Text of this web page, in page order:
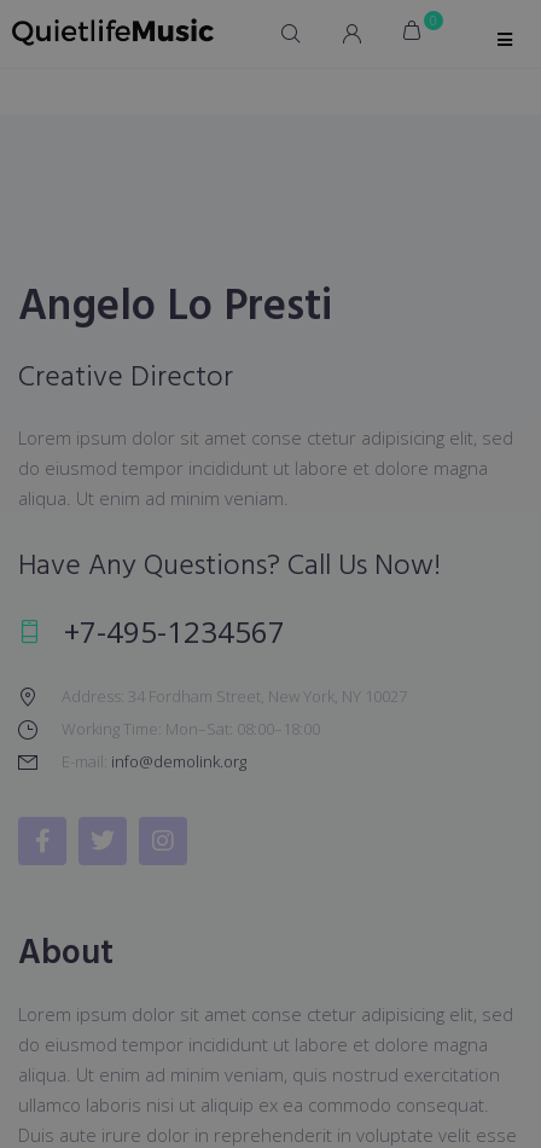
0
Angelo Lo Presti
Creative Director
Lorem ipsum dolor sit amet conse ctetur adipisicing elit, sed
do eiusmod tempor incididunt ut labore et dolore magna
aliqua. Ut enim ad minim veniam.
Have Any Questions? Call Us Now!
+7-495-1234567
Address: 34 Fordham Street, New York, NY 10027
Working Time: Mon–Sat: 08:00–18:00
E-mail: info@demolink.org
About
Lorem ipsum dolor sit amet conse ctetur adipisicing elit, sed
do eiusmod tempor incididunt ut labore et dolore magna
aliqua. Ut enim ad minim veniam, quis nostrud exercitation
ullamco laboris nisi ut aliquip ex ea commodo consequat.
Duis aute irure dolor in reprehenderit in voluptate velit esse